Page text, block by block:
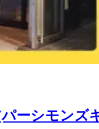
ーシモンズ